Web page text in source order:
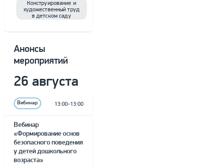
Конструирование и
художественный труд
в детском саду
Анонсы
мероприятий
26 августа
Вебинар 13:00-13:00
Вебинар
«Формирование основ
безопасного поведения
у детей дошкольного
возраста»